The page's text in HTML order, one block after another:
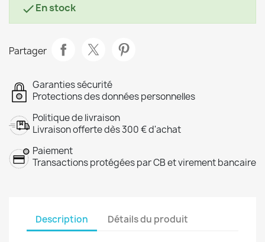
En stock
Partager
Garanties sécurité
Protections des données personnelles
Politique de livraison
Livraison offerte dès 300 € d'achat
Paiement
Transactions protégées par CB et virement bancaire
Description Détails du produit